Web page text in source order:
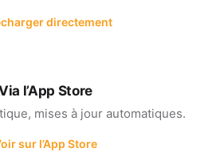
directement
l’App Store
mises à jour automatiques.
sur l’App Store